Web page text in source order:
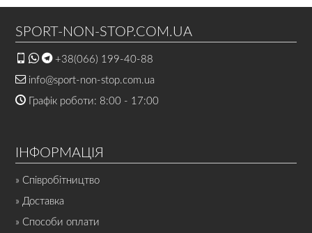
SPORT-NON-STOP.COM.UA
+38(066) 199-40-88
info@sport-non-stop.com.ua
Графік роботи: 8:00 - 17:00
ІНФОРМАЦІЯ
» Співробітництво
» Доставка
» Способи оплати